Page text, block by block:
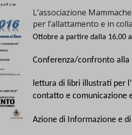
L’associazione
per l’allattamento e in
Ottobre a partire dalla 16,00
Conferenza/confronto alla
lettura di libri illustrati per
contatto e comunicazione
Azione di Informazione e